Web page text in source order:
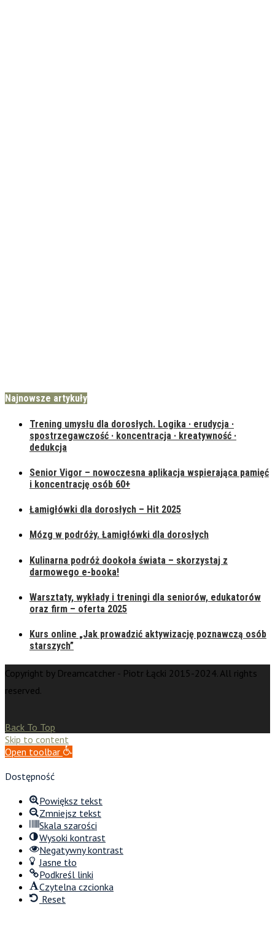
Najnowsze artykuły
Trening umysłu dla dorosłych. Logika · erudycja ·
spostrzegawczość · koncentracja · kreatywność ·
dedukcja
Senior Vigor – nowoczesna aplikacja wspierająca pamięć
i koncentrację osób 60+
Łamigłówki dla dorosłych – Hit 2025
Mózg w podróży. Łamigłówki dla dorosłych
Kulinarna podróż dookoła świata – skorzystaj z
darmowego e-booka!
Warsztaty, wykłady i treningi dla seniorów, edukatorów
oraz firm – oferta 2025
Kurs online „Jak prowadzić aktywizację poznawczą osób
starszych”
Copyright by Dreamcatcher - Piotr Łącki 2015-2024. All rights
reserved.
Back To Top
Skip to content
Open toolbar
Dostępność
Powiększ tekst
Zmniejsz tekst
Skala szarości
Wysoki kontrast
Negatywny kontrast
Jasne tło
Podkreśl linki
Czytelna czcionka
Reset